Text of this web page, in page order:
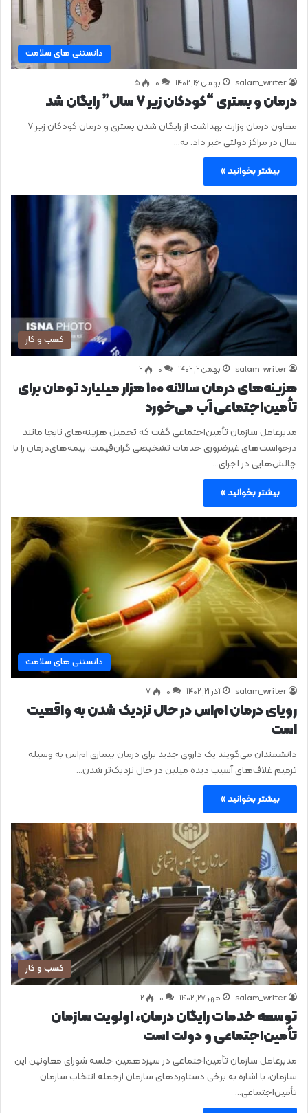
دانستنی های سلامت
salam_writer بهمن ۱۶, ۱۴۰۲ 0 ۵
درمان و بستری “کودکان زیر ۷ سال” رایگان شد
معاون درمان وزارت بهداشت از رایگان شدن بستری و درمان کودکان زیر ۷
سال در مراکز دولتی خبر داد. به…
بیشتر بخوانید »
کسب و کار
salam_writer بهمن ۲, ۱۴۰۲ 0 ۲
هزینه‌های درمان سالانه ۱۰۰ هزار میلیارد تومان برای
تأمین‌اجتماعی آب می‌خورد
مدیرعامل سازمان تأمین‌اجتماعی گفت که تحمیل هزینه‌های نابجا مانند
درخواست‌های غیرضروری خدمات تشخیصی گران‌قیمت، بیمه‌های‌درمان را با
چالش‌هایی در اجرای…
بیشتر بخوانید »
دانستنی های سلامت
salam_writer آذر ۲۱, ۱۴۰۲ 0 ۷
رویای درمان ام‌اس در حال نزدیک شدن به واقعیت
است
دانشمندان می‌گویند یک داروی جدید برای درمان بیماری ام‌اس به وسیله
ترمیم غلاف‌های آسیب دیده میلین در حال نزدیک‌تر شدن…
بیشتر بخوانید »
کسب و کار
salam_writer مهر ۲۷, ۱۴۰۲ 0 ۲
توسعه خدمات رایگان درمان، اولویت سازمان
تأمین‌اجتماعی و دولت است
مدیرعامل سازمان تأمین‌اجتماعی در سیزدهمین جلسه شورای معاونین این
سازمان، با اشاره به برخی دستاوردهای سازمان ازجمله انتخاب سازمان
تأمین‌اجتماعی…